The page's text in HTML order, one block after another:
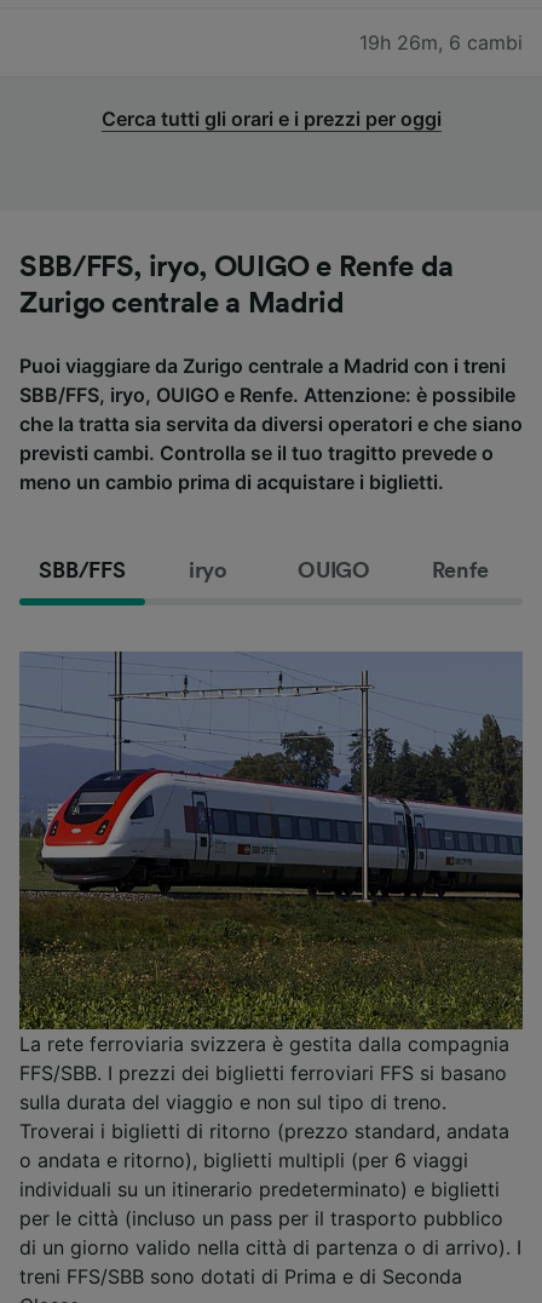
19h 26m, 6 cambi
Cerca tutti gli orari e i prezzi per oggi
SBB/FFS, iryo, OUIGO e Renfe da
Zurigo centrale a Madrid
Puoi viaggiare da Zurigo centrale a Madrid con i treni
SBB/FFS, iryo, OUIGO e Renfe. Attenzione: è possibile
che la tratta sia servita da diversi operatori e che siano
previsti cambi. Controlla se il tuo tragitto prevede o
meno un cambio prima di acquistare i biglietti.
SBB/FFS iryo OUIGO Renfe
La rete ferroviaria svizzera è gestita dalla compagnia
FFS/SBB. I prezzi dei biglietti ferroviari FFS si basano
sulla durata del viaggio e non sul tipo di treno.
Troverai i biglietti di ritorno (prezzo standard, andata
o andata e ritorno), biglietti multipli (per 6 viaggi
individuali su un itinerario predeterminato) e biglietti
per le città (incluso un pass per il trasporto pubblico
di un giorno valido nella città di partenza o di arrivo). I
treni FFS/SBB sono dotati di Prima e di Seconda